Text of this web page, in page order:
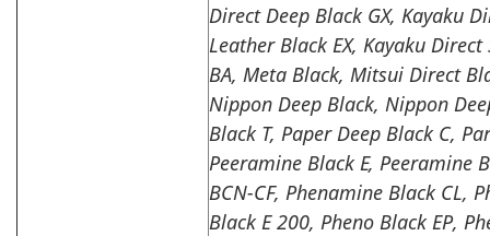
Direct Deep Black GX, Kayaku
Leather Black EX, Kayaku
BA, Meta Black, Mitsui Direct
Nippon Deep Black, Nippon
Black T, Paper Deep Black C,
Peeramine Black E, Peeramine
BCN-CF, Phenamine Black CL,
Black E 200, Pheno Black EP,